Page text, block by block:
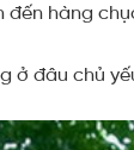
đến hàng
ở đâu chủ